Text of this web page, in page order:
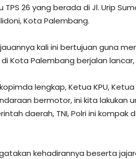
TPS 26 yang berada di Jl. Urip
Kota Palembang.
kali ini bertujuan guna
Kota Palembang berjalan
lengkap, Ketua KPU,
bermotor, ini kita lakukan
daerah, TNI, Polri ini kompak
kehadirannya beserta